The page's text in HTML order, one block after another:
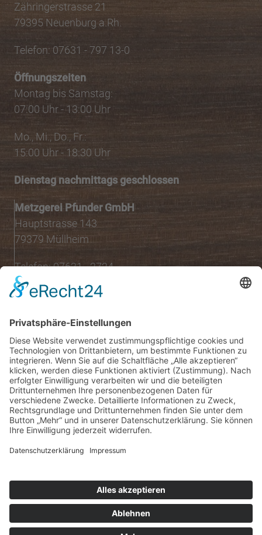
Zähringerstrasse 21
79395 Neuenburg a.Rh.
Telefon: 07631 - 797 13-0
Öffnungszeiten
Montag bis Samstag:
07:00 Uhr - 13:00 Uhr
Mo., Mi., Do., Fr.:
15:00 Uhr - 18:30 Uhr
Dienstag nachmittags geschlossen
Metzgerei Pfunder GmbH
Hauptstrasse 143
79379 Müllheim
Telefon: 07631 - 2724
Öffnungszeiten
08:00 Uhr - 13:00 Uhr
Mo.,Di., Do., Fr.:
15:00 Uhr - 18:30 Uhr
Mittwoch nachmittags geschlossen
Folgen Sie uns auf:
INSTAGRAM
FACEBOOK
© 2026 - Metzgerei Pfunder